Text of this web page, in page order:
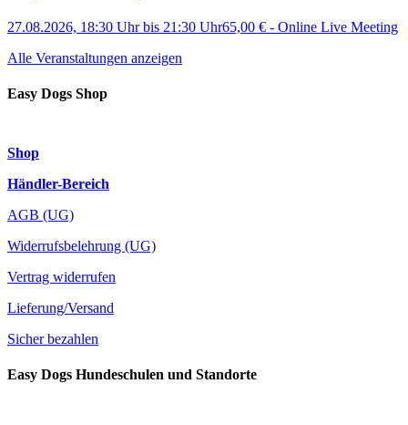
27.08.2026, 18:30 Uhrbis 21:30 Uhr65,00 € - Online Live Meeting
Alle Veranstaltungen anzeigen
Easy Dogs Shop
Shop
Händler-Bereich
AGB (UG)
Widerrufsbelehrung (UG)
Vertrag widerrufen
Lieferung/Versand
Sicher bezahlen
Easy Dogs Hundeschulen und Standorte